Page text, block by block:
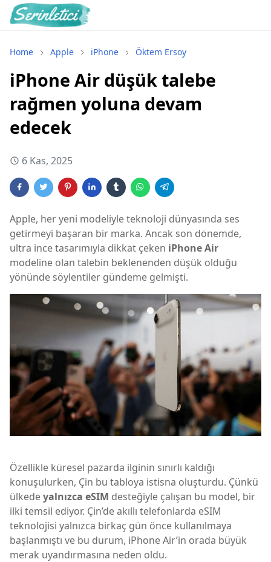
Home Apple iPhone Öktem Ersoy
iPhone Air düşük talebe
rağmen yoluna devam
edecek
6 Kas, 2025
Apple, her yeni modeliyle teknoloji dünyasında ses
getirmeyi başaran bir marka. Ancak son dönemde,
ultra ince tasarımıyla dikkat çeken iPhone Air
modeline olan talebin beklenenden düşük olduğu
yönünde söylentiler gündeme gelmişti.
Özellikle küresel pazarda ilginin sınırlı kaldığı
konuşulurken, Çin bu tabloya istisna oluşturdu. Çünkü
ülkedeyalnızca eSIM desteğiyle çalışan bu model, bir
ilki temsil ediyor. Çin’de akıllı telefonlarda eSIM
teknolojisi yalnızca birkaç gün önce kullanılmaya
başlanmıştı ve bu durum, iPhone Air’in orada büyük
merak uyandırmasına neden oldu.